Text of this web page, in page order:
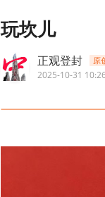
玩坎儿
正观登封 原
2025-10-31 10:26